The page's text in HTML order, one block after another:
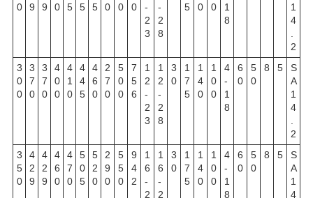
0
9
9
0
5
5
5
0
0
0
-
2
3
-
2
8
5
0
0
1
8
1
4
2
3
0
0
3
7
0
3
7
0
4
0
0
4
1
0
4
4
5
4
6
0
2
7
0
5
0
0
7
5
6
1
2
-
2
3
1
2
-
2
8
3
0
1
7
5
1
4
0
1
0
0
4
-
1
8
6
0
5
0
8 5
S
A
1
4
2
3
5
0
4
2
9
4
2
9
4
6
0
4
7
0
5
0
5
5
2
0
2
9
0
5
5
0
9
4
2
1
6
-
2
1
6
-
2
3
0
1
7
5
1
4
0
1
0
0
4
-
1
8
6
0
5
0
8 5
S
A
1
4